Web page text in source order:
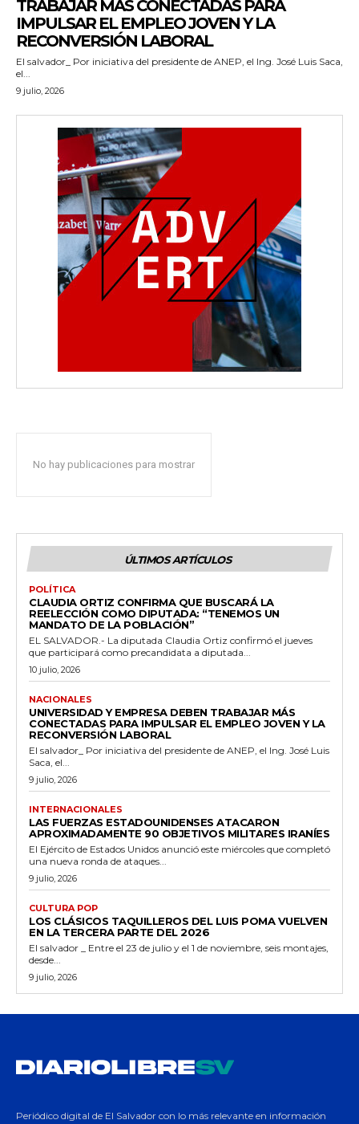
TRABAJAR MÁS CONECTADAS PARA
IMPULSAR EL EMPLEO JOVEN Y LA
RECONVERSIÓN LABORAL
El salvador_ Por iniciativa del presidente de ANEP, el Ing. José Luis Saca,
el...
9 julio, 2026
No hay publicaciones para mostrar
ÚLTIMOS ARTÍCULOS
POLÍTICA
CLAUDIA ORTIZ CONFIRMA QUE BUSCARÁ LA
REELECCIÓN COMO DIPUTADA: “TENEMOS UN
MANDATO DE LA POBLACIÓN”
EL SALVADOR.- La diputada Claudia Ortiz confirmó el jueves
que participará como precandidata a diputada...
10 julio, 2026
NACIONALES
UNIVERSIDAD Y EMPRESA DEBEN TRABAJAR MÁS
CONECTADAS PARA IMPULSAR EL EMPLEO JOVEN Y LA
RECONVERSIÓN LABORAL
El salvador_ Por iniciativa del presidente de ANEP, el Ing. José Luis
Saca, el...
9 julio, 2026
INTERNACIONALES
LAS FUERZAS ESTADOUNIDENSES ATACARON
APROXIMADAMENTE 90 OBJETIVOS MILITARES IRANÍES
El Ejército de Estados Unidos anunció este miércoles que completó
una nueva ronda de ataques...
9 julio, 2026
CULTURA POP
LOS CLÁSICOS TAQUILLEROS DEL LUIS POMA VUELVEN
EN LA TERCERA PARTE DEL 2026
El salvador _ Entre el 23 de julio y el 1 de noviembre, seis montajes,
desde...
9 julio, 2026
Periódico digital de El Salvador con lo más relevante en información